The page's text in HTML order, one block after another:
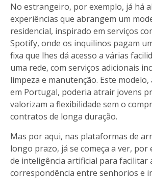
No estrangeiro, por exemplo, já há
experiências que abrangem um
residencial, inspirado em serviços
Spotify, onde os inquilinos pagam
fixa que lhes dá acesso a várias
uma rede, com serviços adicionais
limpeza e manutenção. Este
em Portugal, poderia atrair jovens
valorizam a flexibilidade sem o
contratos de longa duração.
Mas por aqui, nas plataformas de
longo prazo, já se começa a ver, por
de inteligência artificial para facilitar
correspondência entre senhorios e